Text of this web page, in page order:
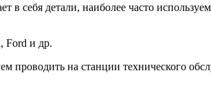
детали, наиболее часто
Ford и др.
на станции технического